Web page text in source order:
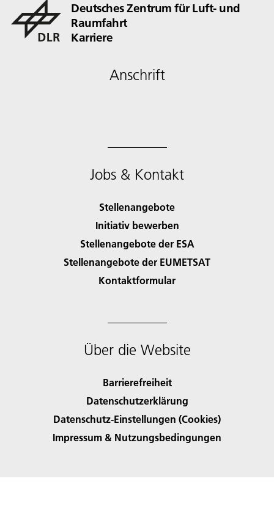
Deutsches Zentrum für Luft- und
Raumfahrt
Karriere
Anschrift
Jobs & Kontakt
Stellenangebote
Initiativ bewerben
Stellenangebote der ESA
Stellenangebote der EUMETSAT
Kontaktformular
Über die Website
Barrierefreiheit
Datenschutzerklärung
Datenschutz-Einstellungen (Cookies)
Impressum & Nutzungsbedingungen